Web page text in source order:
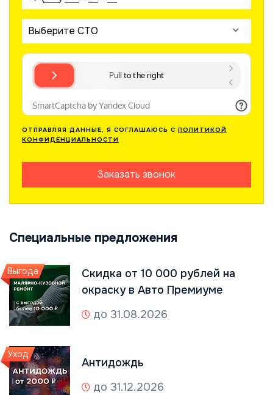
Выберите СТО
ОТПРАВЛЯЯ ДАННЫЕ, Я СОГЛАШАЮСЬ С ПОЛИТИКОЙ
КОНФИДЕНЦИАЛЬНОСТИ
Заказать звонок
Специальные предложения
Выгода
Скидка от 10 000 рублей на
окраску в Авто Премиуме
до 31.08.2026
Уход
Антидождь
до 31.12.2026